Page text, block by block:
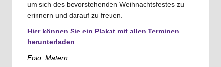
um sich des bevorstehenden Weihnachtsfestes zu
erinnern und darauf zu freuen.
Hier können Sie ein Plakat mit allen Terminen
herunterladen
Foto: Matern